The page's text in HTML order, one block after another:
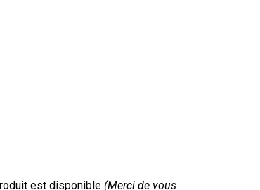
est disponible (Merci de vous